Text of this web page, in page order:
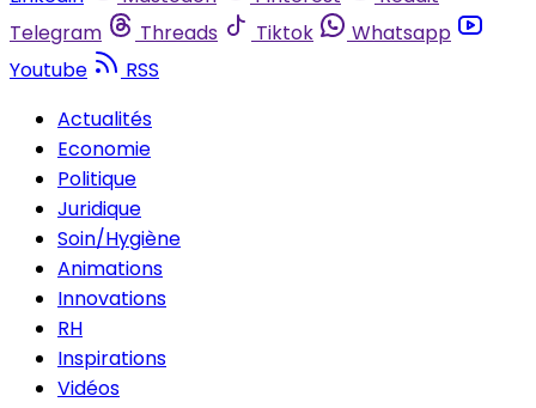
Telegram
Threads Tiktok
Whatsapp
Youtube
RSS
Actualités
Economie
Politique
Juridique
Soin/Hygiène
Animations
Innovations
RH
Inspirations
Vidéos